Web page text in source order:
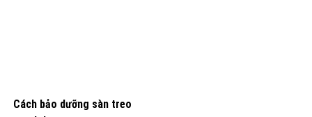
Cách bảo dưỡng sàn treo